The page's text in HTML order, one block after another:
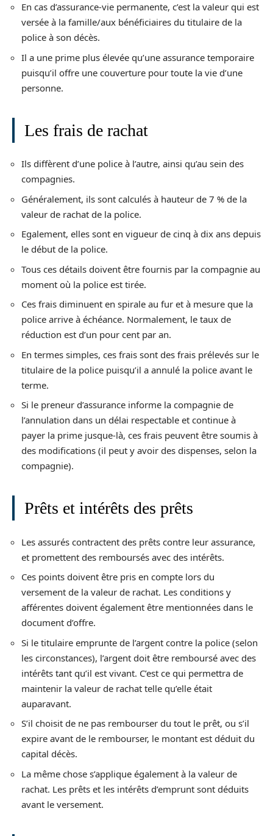
En cas d’assurance-vie permanente, c’est la valeur qui est
versée à la famille/aux bénéficiaires du titulaire de la
police à son décès.
Il a une prime plus élevée qu’une assurance temporaire
puisqu’il offre une couverture pour toute la vie d’une
personne.
Les frais de rachat
Ils diffèrent d’une police à l’autre, ainsi qu’au sein des
compagnies.
Généralement, ils sont calculés à hauteur de 7 % de la
valeur de rachat de la police.
Egalement, elles sont en vigueur de cinq à dix ans depuis
le début de la police.
Tous ces détails doivent être fournis par la compagnie au
moment où la police est tirée.
Ces frais diminuent en spirale au fur et à mesure que la
police arrive à échéance. Normalement, le taux de
réduction est d’un pour cent par an.
En termes simples, ces frais sont des frais prélevés sur le
titulaire de la police puisqu’il a annulé la police avant le
terme.
Si le preneur d’assurance informe la compagnie de
l’annulation dans un délai respectable et continue à
payer la prime jusque-là, ces frais peuvent être soumis à
des modifications (il peut y avoir des dispenses, selon la
compagnie).
Prêts et intérêts des prêts
Les assurés contractent des prêts contre leur assurance,
et promettent des remboursés avec des intérêts.
Ces points doivent être pris en compte lors du
versement de la valeur de rachat. Les conditions y
afférentes doivent également être mentionnées dans le
document d’offre.
Si le titulaire emprunte de l’argent contre la police (selon
les circonstances), l’argent doit être remboursé avec des
intérêts tant qu’il est vivant. C’est ce qui permettra de
maintenir la valeur de rachat telle qu’elle était
auparavant.
S’il choisit de ne pas rembourser du tout le prêt, ou s’il
expire avant de le rembourser, le montant est déduit du
capital décès.
La même chose s’applique également à la valeur de
rachat. Les prêts et les intérêts d’emprunt sont déduits
avant le versement.